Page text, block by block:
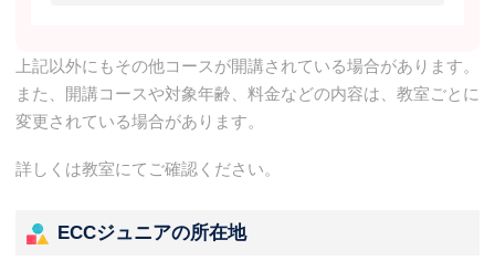
上記以外にもその他コースが開講されている場合があります。
また、開講コースや対象年齢、料金などの内容は、教室ごとに
変更されている場合があります。
詳しくは教室にてご確認ください。
ECCジュニアの所在地